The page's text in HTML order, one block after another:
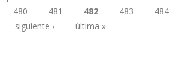
480 481 482 483
484
siguiente ›
última »